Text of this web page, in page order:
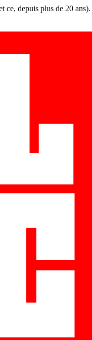
ce, depuis plus de 20 ans).